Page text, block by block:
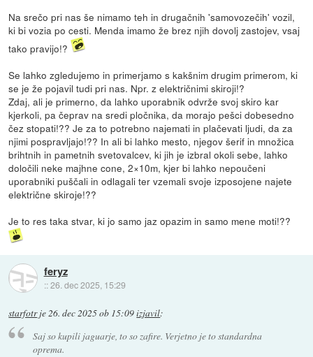
Na srečo pri nas še nimamo teh in drugačnih 'samovozečih' vozil,
ki bi vozia po cesti. Menda imamo že brez njih dovolj zastojev, vsaj
tako pravijo!?
Se lahko zgledujemo in primerjamo s kakšnim drugim primerom, ki
se je že pojavil tudi pri nas. Npr. z električnimi skiroji!?
Zdaj, ali je primerno, da lahko uporabnik odvrže svoj skiro kar
kjerkoli, pa čeprav na sredi pločnika, da morajo pešci dobesedno
čez stopati!?? Je za to potrebno najemati in plačevati ljudi, da za
njimi pospravljajo!?? In ali bi lahko mesto, njegov šerif in množica
brihtnih in pametnih svetovalcev, ki jih je izbral okoli sebe, lahko
določili neke majhne cone, 2×10m, kjer bi lahko nepoučeni
uporabniki puščali in odlagali ter vzemali svoje izposojene najete
električne skiroje!??
Je to res taka stvar, ki jo samo jaz opazim in samo mene moti!??
feryz
::26. dec 2025, 15:29
starfotrje 26. dec 2025 ob 15:09izjavil:
Saj so kupili jaguarje, to so zafire. Verjetno je to standardna
oprema.